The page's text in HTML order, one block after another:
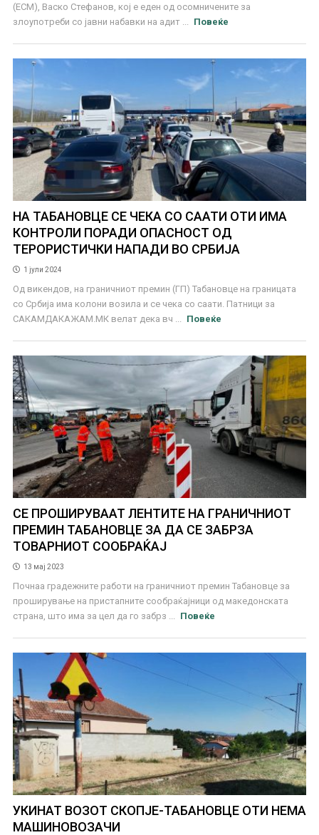
(ЕСМ), Васко Стефанов, кој е еден од осомничените за
злоупотреби со јавни набавки на адит ...
Повеќе
НА ТАБАНОВЦЕ СЕ ЧЕКА СО СААТИ ОТИ ИМА
КОНТРОЛИ ПОРАДИ ОПАСНОСТ ОД
ТЕРОРИСТИЧКИ НАПАДИ ВО СРБИЈА
1 јули 2024
Од викендов, на граничниот премин (ГП) Табановце на границата
со Србија има колони возила и се чека со саати. Патници за
САКАМДАКАЖАМ.МК велат дека вч ...
Повеќе
СЕ ПРОШИРУВААТ ЛЕНТИТЕ НА ГРАНИЧНИОТ
ПРЕМИН ТАБАНОВЦЕ ЗА ДА СЕ ЗАБРЗА
ТОВАРНИОТ СООБРАЌАЈ
13 мај 2023
Почнаа градежните работи на граничниот премин Табановце за
проширување на пристапните сообраќајници од македонската
страна, што има за цел да го забрз ...
Повеќе
УКИНАТ ВОЗОТ СКОПЈЕ-ТАБАНОВЦЕ ОТИ НЕМА
МАШИНОВОЗАЧИ